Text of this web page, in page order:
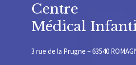
Centre
Médical
3 rue de la Prugne – 63540